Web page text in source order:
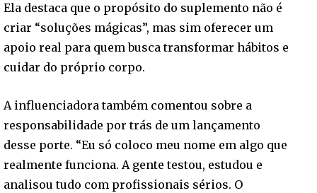
Ela destaca que o propósito do suplemento não é
criar “soluções mágicas”, mas sim oferecer um
apoio real para quem busca transformar hábitos e
cuidar do próprio corpo.
A influenciadora também comentou sobre a
responsabilidade por trás de um lançamento
desse porte. “Eu só coloco meu nome em algo que
realmente funciona. A gente testou, estudou e
analisou tudo com profissionais sérios. O